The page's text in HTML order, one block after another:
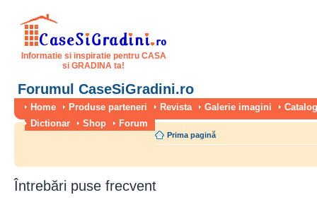
Informatie si inspiratie pentru CASA
si GRADINA ta!
Forumul CaseSiGradini.ro
Home Produse parteneri Revista Galerie imagini
Dictionar
Shop Forum
Prima pagină
Întrebări puse frecvent